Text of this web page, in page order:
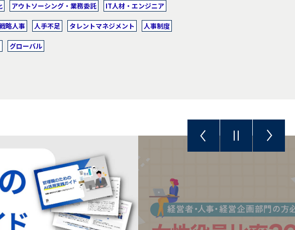
アウトソーシング・業務委託 IT人材・エンジニア
略人事 人手不足 タレントマネジメント 人事制度
グローバル